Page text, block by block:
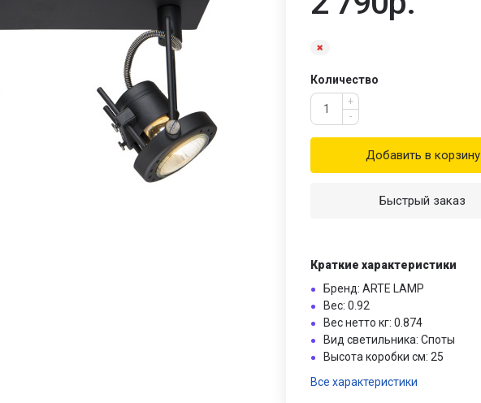
Количество
+
-
Добавить в корзину
Быстрый заказ
Краткие характеристики
Бренд: ARTE LAMP
Вес: 0.92
Вес нетто кг: 0.874
Вид светильника: Споты
Высота коробки см: 25
Все характеристики